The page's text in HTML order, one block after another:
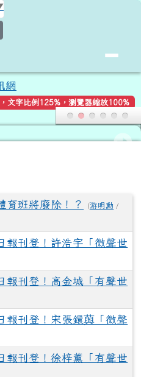
小資訊網
網
文字比例125%，瀏覽器縮放100%
育班將廢除！？ (游明勳 /
報刊登！許浩宇「微聲世
報刊登！高金城「有聲世
報刊登！宋張鐶藇「微聲
報刊登！徐梓薰「有聲世